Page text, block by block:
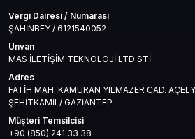
Vergi Dairesi / Numarası
ŞAHİNBEY / 6121540052
Unvan
MAS İLETİŞİM TEKNOLOJİ LTD STİ
Adres
FATİH MAH. KAMURAN YILMAZER CAD.
ŞEHİTKAMİL/ GAZİANTEP
Müşteri Temsilcisi
+90 (850) 241 33 38